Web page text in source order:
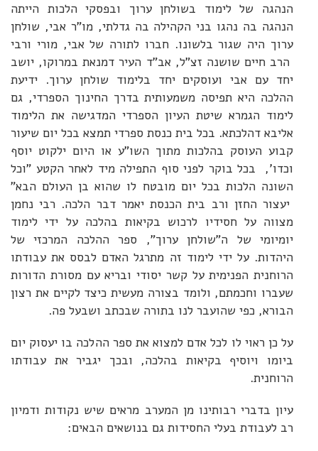
הנהגה של לימוד בשולחן ערוך ובפסקי הלכות הייתה
הנהגה בה נהגו בני הקהילה בה גדלתי, מו"ר אבי, שולחן
ערוך היה שגור בלשונו. חברו לתורה של אבי, מורי ורבי
הרב חיים שושנה זצ"ל, אב"ד העיר דמנאת במרוקו, יושב
יחד עם אבי ועוסקים יחד בלימוד שולחן ערוך. ידיעת
ההלכה היא תפיסה משמעותית בדרך החינוך הספרדי, גם
לימוד הגמרא שיטת העיון הספרדי המדגישה את הלימוד
אליבא דהלכתא. בכל בית כנסת ספרדי תמצא בכל יום שיעור
קבוע העוסק בהלכות מתוך השו"ע או היום ילקוט יוסף
וכדו', בכל בוקר לפני סוף התפילה מיד לאחר הקטע "וכל
השונה הלכות בכל יום מובטח לו שהוא בן העולם הבא"
יעצור החזן ורב בית הכנסת יאמר דבר הלכה. רבי נחמן
מצווה על חסידיו לרכוש בקיאות בהלכה על ידי לימוד
יומיומי של ה"שולחן ערוך", ספר ההלכה המרכזי של
היהדות. על ידי לימוד זה מתרגל האדם לבסס את עבודתו
הרוחנית הפנימית על קשר יסודי ובריא עם מסורת הדורות
שעברו וחכמתם, ולומד בצורה מעשית כיצד לקיים את רצון
הבורא, כפי שהועבר לנו בתורה שבכתב ושבעל פה.
על כן ראוי לו לכל אדם למצוא את ספר ההלכה בו יעסוק יום
ביומו ויוסיף בקיאות בהלכה, ובכך יגביר את עבודתו
הרוחנית.
עיון בדברי רבותינו מן המערב מראים שיש נקודות ודמיון
רב לעבודת בעלי החסידות גם בנושאים הבאים: